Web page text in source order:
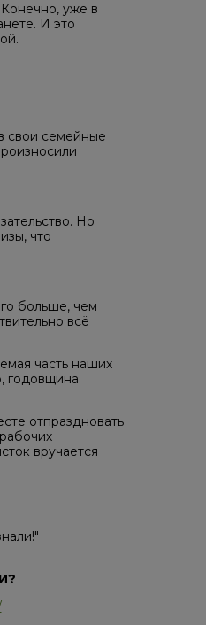
уже в
И это
свои семейные
Но
что
больше, чем
всё
часть наших
годовщина
отпраздновать
вручается